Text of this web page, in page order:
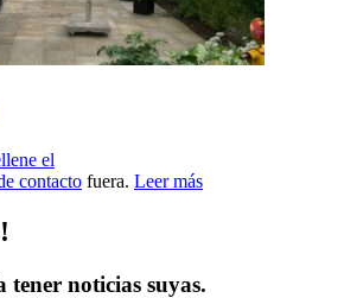
el
contacto fuera. Leer más
tener noticias suyas.